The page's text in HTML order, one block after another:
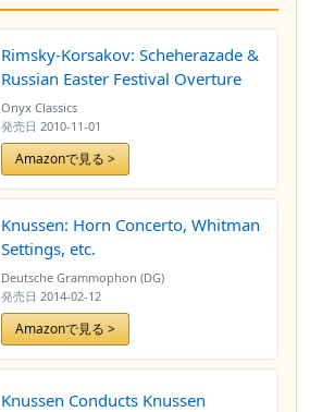
Rimsky-Korsakov: Scheherazade &
Russian Easter Festival Overture
Onyx Classics
発売日 2010-11-01
Amazonで見る >
Knussen: Horn Concerto, Whitman
Settings, etc.
Deutsche Grammophon (DG)
発売日 2014-02-12
Amazonで見る >
Knussen Conducts Knussen